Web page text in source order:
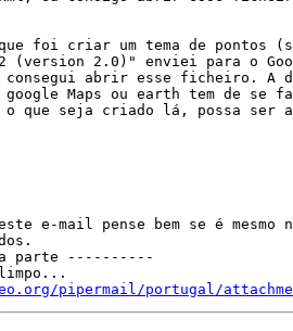
foi criar um tema de pontos
(version 2.0)" enviei para o
consegui abrir esse ficheiro. A
Maps ou earth tem de se
o que seja criado lá, possa ser
e-mail pense bem se é mesmo
parte ----------
limpo...
pipermail/portugal/